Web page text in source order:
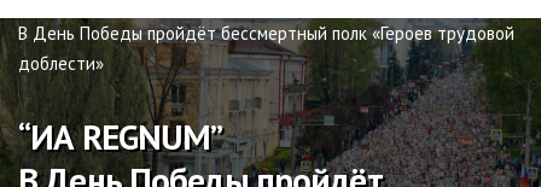
В День Победы пройдёт бессмертный полк «Героев трудовой
доблести»
“ИА REGNUM”